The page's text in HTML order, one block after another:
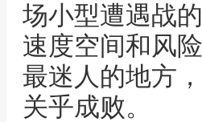
场小型遭遇战
速度空间和风
最迷人的地方
关乎成败。